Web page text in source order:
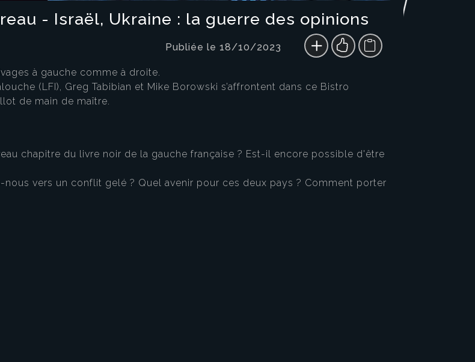
- Israël, Ukraine : la guerre des opinions
Publiée le 18/10/2023
à gauche comme à droite.
(LFI), Greg Tabibian et Mike Borowski s’affrontent dans ce Bistro
de main de maître.
chapitre du livre noir de la gauche française ? Est-il encore possible d'être
vers un conflit gelé ? Quel avenir pour ces deux pays ? Comment porter